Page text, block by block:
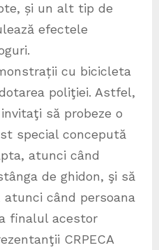
și un alt tip de
efectele
cu bicicleta
poliţiei. Astfel,
să probeze o
special concepută
atunci când
de ghidon, şi să
când persoana
finalul acestor
CRPECA